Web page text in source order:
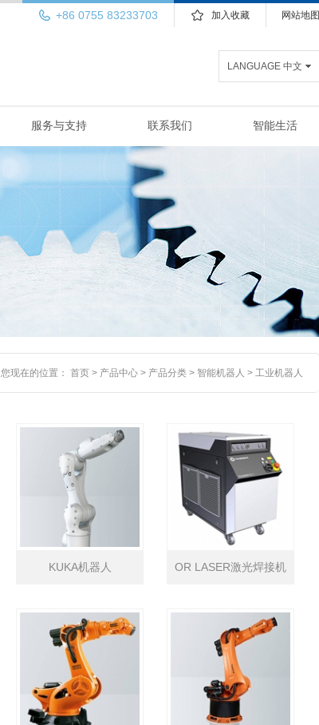
网站地图
加入收藏
+86 0755 83233703
LANGUAGE 中文
服务与支持 联系我们 智能生活
您现在的位置： 首页 > 产品中心 > 产品分类 > 智能机器人 > 工业机器人
KUKA机器人 OR LASER激光焊接机